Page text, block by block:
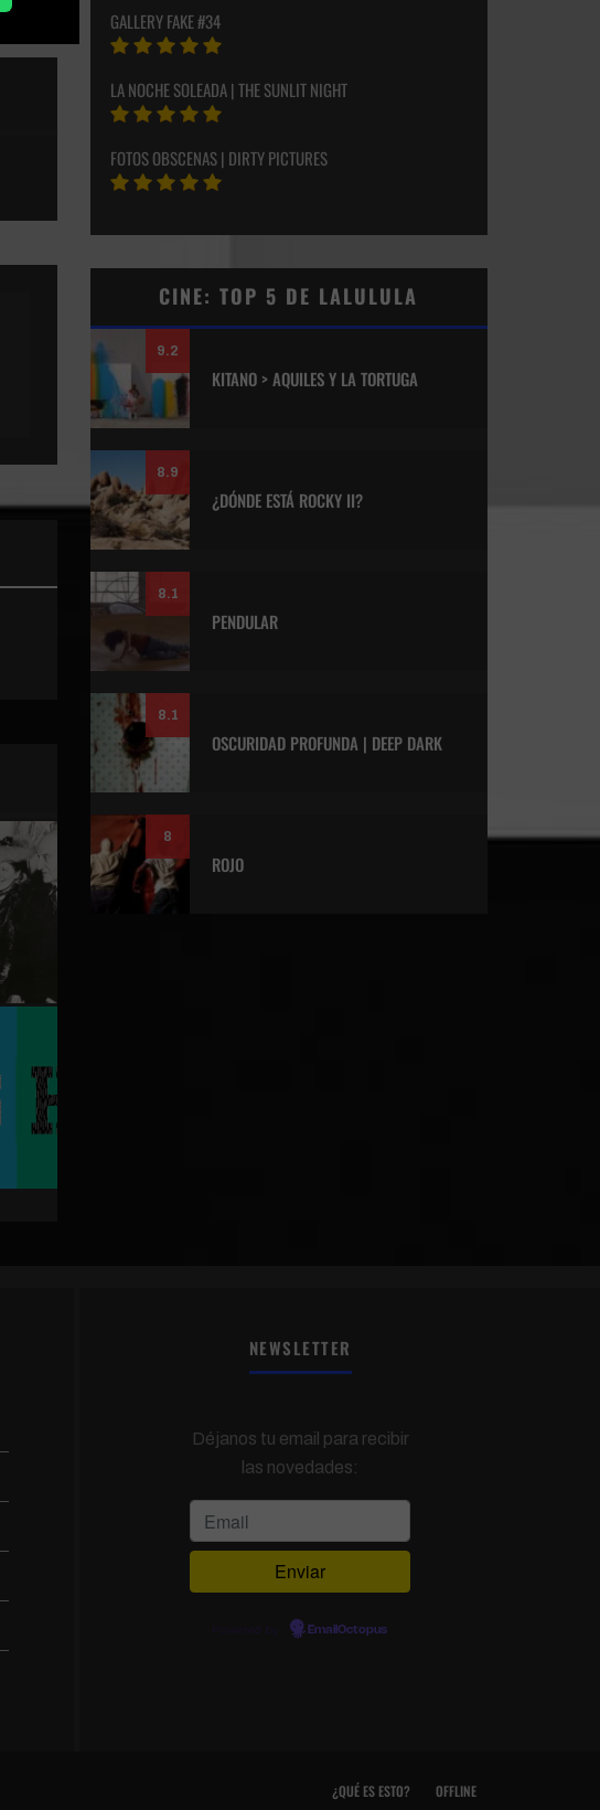
GALLERY FAKE #34
LA NOCHE SOLEADA | THE SUNLIT NIGHT
FOTOS OBSCENAS | DIRTY PICTURES
CINE: TOP 5 DE LALULULA
9.2
KITANO > AQUILES Y LA TORTUGA
8.9
¿DÓNDE ESTÁ ROCKY II?
8.1
PENDULAR
8.1
OSCURIDAD PROFUNDA | DEEP DARK
8
ROJO
NEWSLETTER
Déjanos tu email para recibir
las novedades:
EmailOctopus
¿QUÉ ES ESTO? OFFLINE